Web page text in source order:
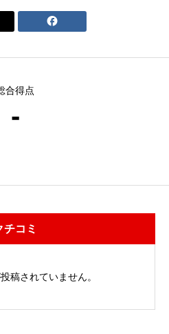

合得点
-
チコミ
稿されていません。